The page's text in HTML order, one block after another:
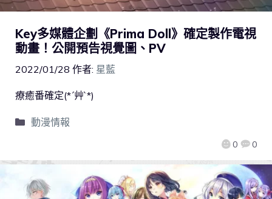
Key多媒體企劃《Prima Doll》確定製作電視
動畫！公開預告視覺圖、PV
2022/01/28 作者: 星藍
0 0
療癒番確定(*´艸`*)
動漫情報